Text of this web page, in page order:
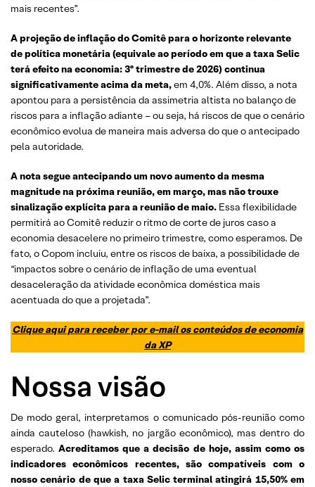
mais recentes”.
A projeção de inflação do Comitê para o horizonte relevante
de política monetária (equivale ao período em que a taxa Selic
terá efeito na economia: 3º trimestre de 2026) continua
significativamente acima da meta,em 4,0%. Além disso, a nota
apontou para a persistência da assimetria altista no balanço de
riscos para a inflação adiante – ou seja, há riscos de que o cenário
econômico evolua de maneira mais adversa do que o antecipado
pela autoridade.
A nota segue antecipando um novo aumento da mesma
magnitude na próxima reunião, em março, mas não trouxe
sinalização explícita para a reunião de maio. Essa flexibilidade
permitirá ao Comitê reduzir o ritmo de corte de juros caso a
economia desacelere no primeiro trimestre, como esperamos. De
fato, o Copom incluiu, entre os riscos de baixa, a possibilidade de
“impactos sobre o cenário de inflação de uma eventual
desaceleração da atividade econômica doméstica mais
acentuada do que a projetada”.
Clique aqui para receber por e-mail os conteúdos de economia
da XP
Nossa visão
De modo geral, interpretamos o comunicado pós-reunião como
ainda cauteloso (hawkish, no jargão econômico), mas dentro do
esperado.Acreditamos que a decisão de hoje, assim como os
indicadores econômicos recentes, são compatíveis com o
nosso cenário de que a taxa Selic terminal atingirá 15,50% em